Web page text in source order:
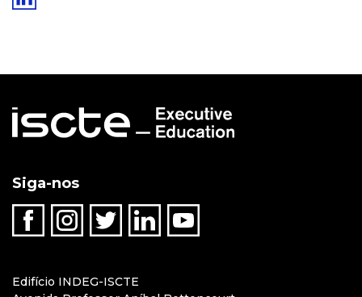
Siga-nos
Edifício INDEG-ISCTE